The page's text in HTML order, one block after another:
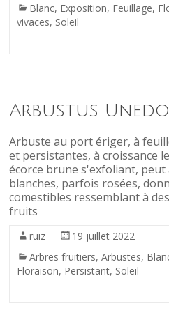
Blanc, Exposition, Feuillage,
vivaces, Soleil
Arbustus
Arbuste au port ériger, à
et persistantes, à croissance
écorce brune s'exfoliant, peut
blanches, parfois rosées,
comestibles ressemblant à
fruits
ruiz
19 juillet 2022
Arbres fruitiers,Arbustes,
Floraison, Persistant, Soleil